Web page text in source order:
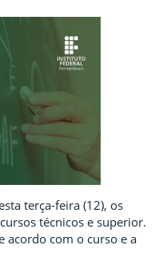
terça-feira (12), os
técnicos e superior.
acordo com o curso e a